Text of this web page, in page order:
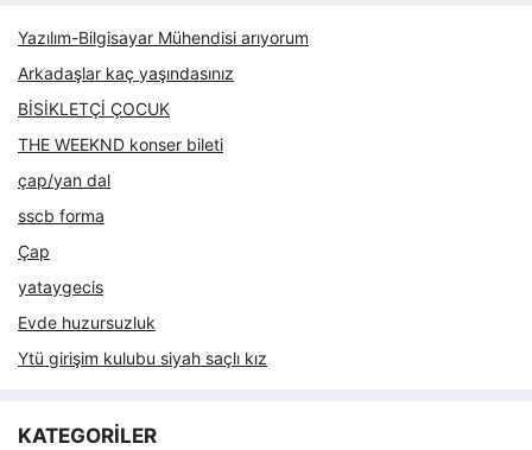
Yazılım-Bilgisayar Mühendisi arıyorum
Arkadaşlar kaç yaşındasınız
BİSİKLETÇİ ÇOCUK
THE WEEKND konser bileti
çap/yan dal
sscb forma
Çap
yataygecis
Evde huzursuzluk
Ytü girişim kulubu siyah saçlı kız
KATEGORİLER